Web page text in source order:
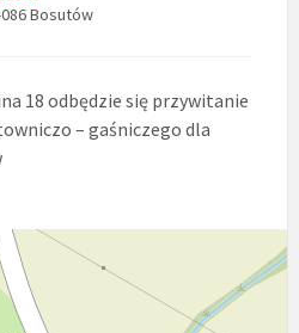
Bosutów
18 odbędzie się przywitanie
– gaśniczego dla